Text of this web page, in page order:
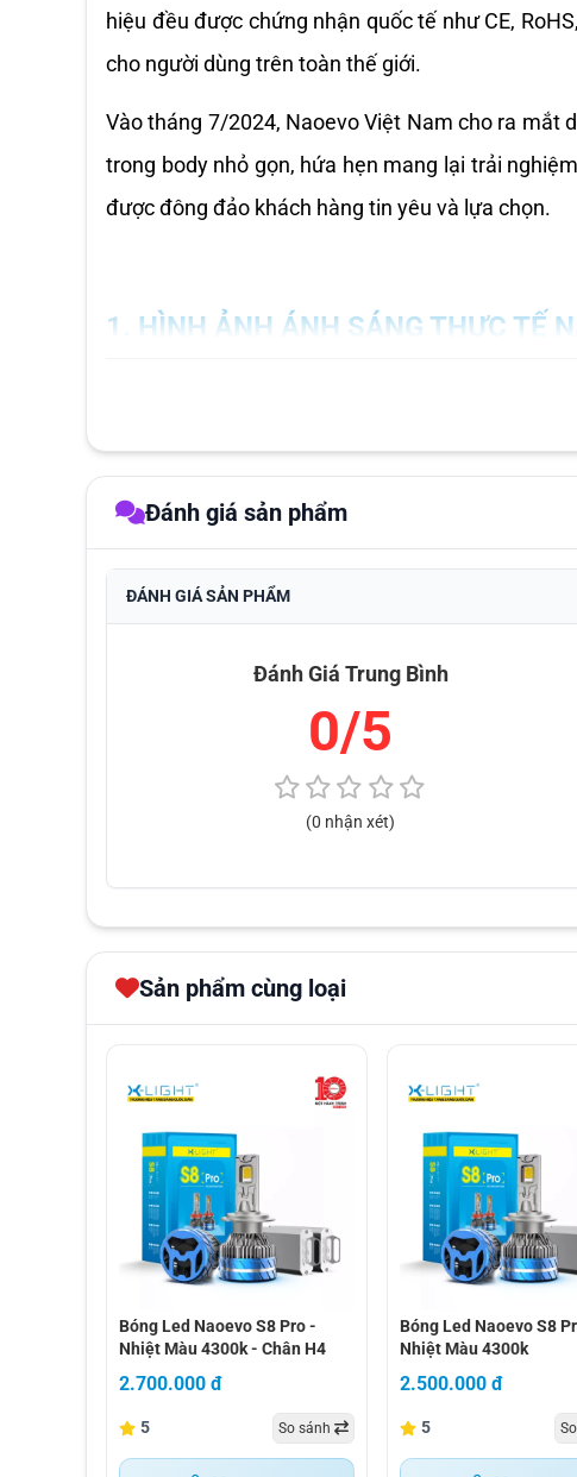
hiệu đều được chứng nhận quốc tế như CE,
cho người dùng trên toàn thế giới.
Vào tháng 7/2024, Naoevo Việt Nam cho ra mắt
trong body nhỏ gọn, hứa hẹn mang lại trải
được đông đảo khách hàng tin yêu và lựa chọn.
1. HÌNH ẢNH ÁNH SÁNG THỰC TẾ
Đánh giá sản phẩm
ĐÁNH GIÁ SẢN PHẨM
Đánh Giá Trung Bình
0/5
(0 nhận xét)
Sản phẩm cùng loại
bóng led naoevo s8 pro - nhiệt màu 4300k - chân h4
Bóng Led Naoevo S8 Pro -
Nhiệt Màu 4300k - Chân H4
2.700.000 đ
5 So sánh
bóng led naoevo s8
Bóng Led Naoevo S8
Nhiệt Màu 4300k
2.500.000 đ
5